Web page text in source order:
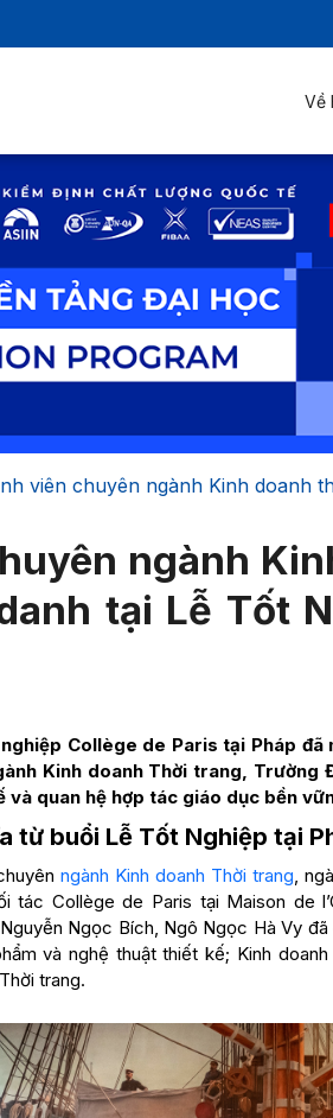
Về
viên chuyên ngành Kinh doanh
ngành
tại Lễ Tốt
Collège de Paris tại Pháp
Kinh doanh Thời trang, Trường
và quan hệ hợp tác giáo dục bền
từ buổi Lễ Tốt Nghiệp tại
ngành Kinh doanh Thời trang,
tác Collège de Paris tại Maison de
Ngọc Bích, Ngô Ngọc Hà Vy
và nghệ thuật thiết kế; Kinh
trang.